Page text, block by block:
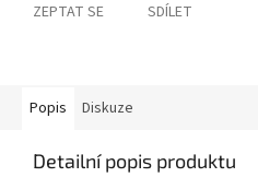
ZEPTAT SE SDÍLET
Popis Diskuze
Detailní popis produktu